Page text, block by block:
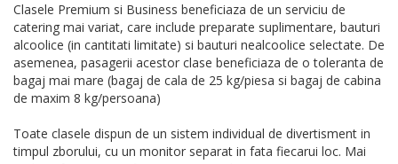
Clasele Premium si Business beneficiaza de un serviciu de
catering mai variat, care include preparate suplimentare, bauturi
alcoolice (in cantitati limitate) si bauturi nealcoolice selectate. De
asemenea, pasagerii acestor clase beneficiaza de o toleranta de
bagaj mai mare (bagaj de cala de 25 kg/piesa si bagaj de cabina
de maxim 8 kg/persoana)
Toate clasele dispun de un sistem individual de divertisment in
timpul zborului, cu un monitor separat in fata fiecarui loc. Mai